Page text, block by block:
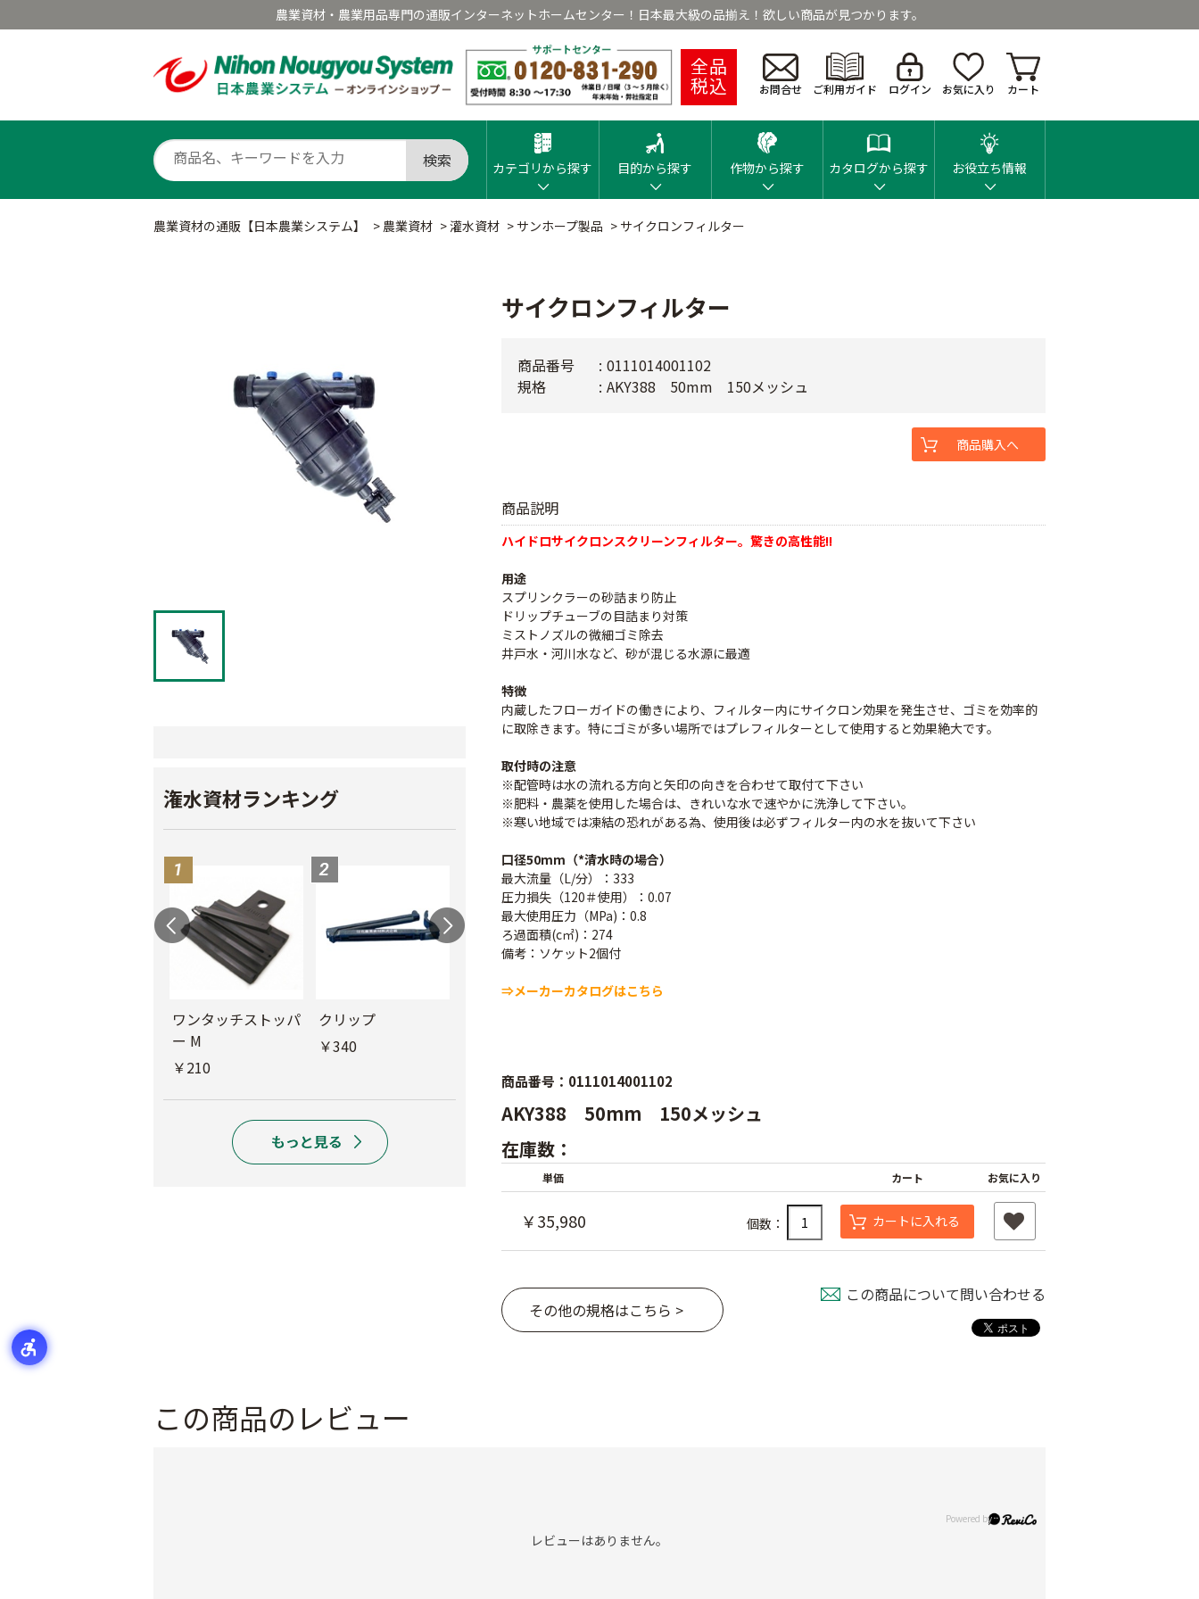
農業資材・農業用品専門の通販インターネットホームセンター！日本最大級の品揃え！欲しい商品が見つかります。
全品
税込 お問合せ ご利用ガイド ログイン お気に入り カート
検索 カテゴリから探す 目的から探す 作物から探す カタログから探す お役立ち情報
農業資材の通販【日本農業システム】 > 農業資材 >灌水資材 > サンホープ製品 > サイクロンフィルター
潅水資材ランキング
ワンタッチストッパ
ー M
￥210
クリップ
￥340
￥380
サイクロンフィルター
商品説明
ハイドロサイクロンスクリーンフィルター。驚きの高性能!!
用途
スプリンクラーの砂詰まり防止
ドリップチューブの目詰まり対策
ミストノズルの微細ゴミ除去
井戸水・河川水など、砂が混じる水源に最適
特徴
内蔵したフローガイドの働きにより、フィルター内にサイクロン効果を発生させ、ゴミを効率的
に取除きます。特にゴミが多い場所ではプレフィルターとして使用すると効果絶大です。
取付時の注意
※配管時は水の流れる方向と矢印の向きを合わせて取付て下さい
※肥料・農薬を使用した場合は、きれいな水で速やかに洗浄して下さい。
※寒い地域では凍結の恐れがある為、使用後は必ずフィルター内の水を抜いて下さい
口径50mm（*清水時の場合）
最大流量（L/分）：333
圧力損失（120＃使用）：0.07
最大使用圧力（MPa)：0.8
ろ過面積(c㎡)：274
備考：ソケット2個付
⇒メーカーカタログはこちら
商品番号
0111014001102
規格
AKY388 50mm 150メッシュ
商品購入へ
商品番号：0111014001102
AKY388 50mm 150メッシュ
在庫数：
単価 カート お気に入り
￥35,980 個数： カートに入れる
その他の規格はこちら >
この商品について問い合わせる
この商品のレビュー
レビューはありません。